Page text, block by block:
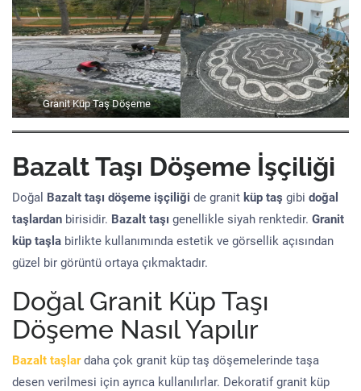
Granit Küp Taş Döşeme
Bazalt Taşı Döşeme İşçiliği
Doğal Bazalt taşı döşeme işçiliği de granit küp taş gibi doğal
taşlardan birisidir. Bazalt taşı genellikle siyah renktedir. Granit
küp taşla birlikte kullanımında estetik ve görsellik açısından
güzel bir görüntü ortaya çıkmaktadır.
Doğal Granit Küp Taşı
Döşeme Nasıl Yapılır
Bazalt taşlardaha çok granit küp taş döşemelerinde taşa
desen verilmesi için ayrıca kullanılırlar. Dekoratif granit küp